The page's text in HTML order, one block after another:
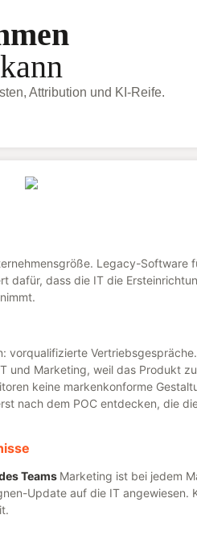
Attribution und KI-Reife.
Legacy-Software
dafür, dass die IT die
vorqualifizierte
und Marketing, weil das Produkt
keine markenkonforme
nach dem POC entdecken, die
Teams Marketing ist bei jedem
Update auf die IT angewiesen.